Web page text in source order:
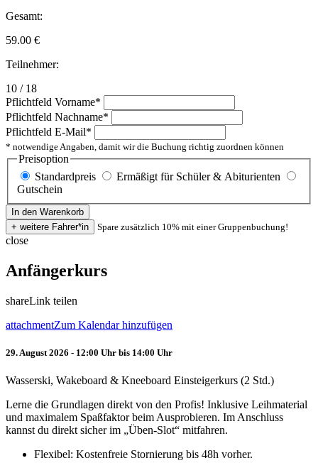
Gesamt:
59.00 €
Teilnehmer:
10 / 18
Pflichtfeld Vorname*
Pflichtfeld Nachname*
Pflichtfeld E-Mail*
* notwendige Angaben, damit wir die Buchung richtig zuordnen können
Preisoption
Standardpreis
Ermäßigt für Schüler & Abiturienten
Gutschein
Spare zusätzlich 10% mit einer Gruppenbuchung!
close
Anfängerkurs
shareLink teilen
attachmentZum Kalendar hinzufügen
29. August 2026 - 12:00 Uhr bis 14:00 Uhr
Wasserski, Wakeboard & Kneeboard Einsteigerkurs (2 Std.)
Lerne die Grundlagen direkt von den Profis! Inklusive Leihmaterial
und maximalem Spaßfaktor beim Ausprobieren. Im Anschluss
kannst du direkt sicher im „Üben-Slot“ mitfahren.
Flexibel: Kostenfreie Stornierung bis 48h vorher.